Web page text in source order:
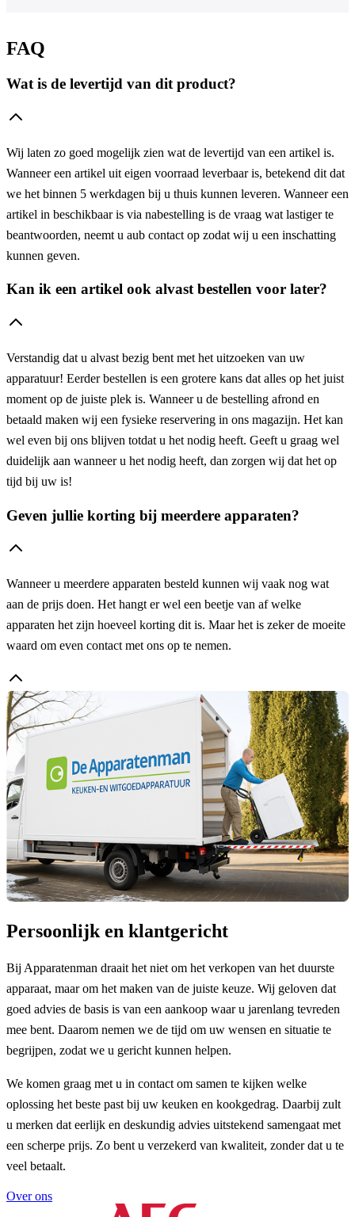
FAQ
Wat is de levertijd van dit product?
Wij laten zo goed mogelijk zien wat de levertijd van een artikel is.
Wanneer een artikel uit eigen voorraad leverbaar is, betekend dit dat
we het binnen 5 werkdagen bij u thuis kunnen leveren. Wanneer een
artikel in beschikbaar is via nabestelling is de vraag wat lastiger te
beantwoorden, neemt u aub contact op zodat wij u een inschatting
kunnen geven.
Kan ik een artikel ook alvast bestellen voor later?
Verstandig dat u alvast bezig bent met het uitzoeken van uw
apparatuur! Eerder bestellen is een grotere kans dat alles op het juist
moment op de juiste plek is. Wanneer u de bestelling afrond en
betaald maken wij een fysieke reservering in ons magazijn. Het kan
wel even bij ons blijven totdat u het nodig heeft. Geeft u graag wel
duidelijk aan wanneer u het nodig heeft, dan zorgen wij dat het op
tijd bij uw is!
Geven jullie korting bij meerdere apparaten?
Wanneer u meerdere apparaten besteld kunnen wij vaak nog wat
aan de prijs doen. Het hangt er wel een beetje van af welke
apparaten het zijn hoeveel korting dit is. Maar het is zeker de moeite
waard om even contact met ons op te nemen.
Persoonlijk en klantgericht
Bij Apparatenman draait het niet om het verkopen van het duurste
apparaat, maar om het maken van de juiste keuze. Wij geloven dat
goed advies de basis is van een aankoop waar u jarenlang tevreden
mee bent. Daarom nemen we de tijd om uw wensen en situatie te
begrijpen, zodat we u gericht kunnen helpen.
We komen graag met u in contact om samen te kijken welke
oplossing het beste past bij uw keuken en kookgedrag. Daarbij zult
u merken dat eerlijk en deskundig advies uitstekend samengaat met
een scherpe prijs. Zo bent u verzekerd van kwaliteit, zonder dat u te
veel betaalt.
Over ons